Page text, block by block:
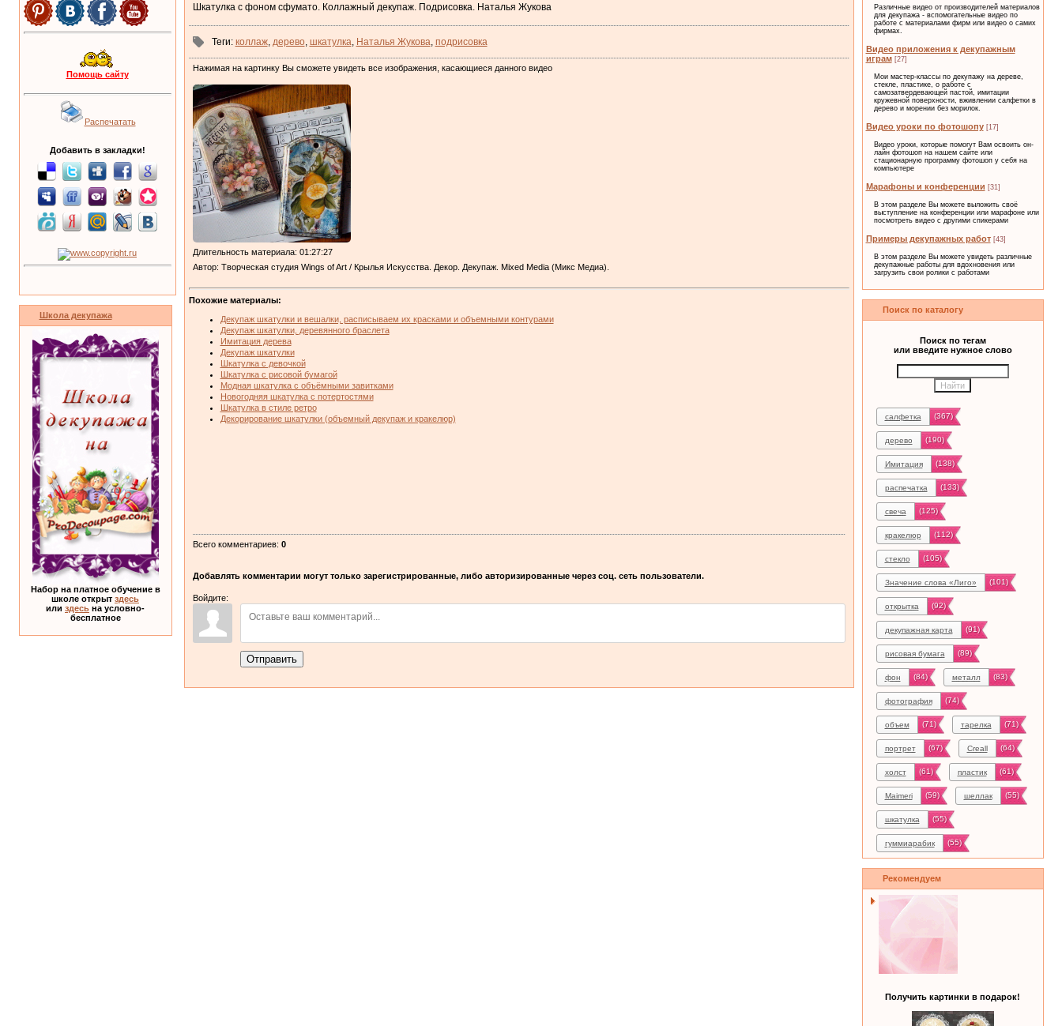
Помощь сайту
Распечатать
Добавить в закладки!
Школа декупажа
Набор на платное обучение в
школе открыт здесь
или здесь на условно-
бесплатное
Шкатулка с фоном сфумато. Коллажный декупаж. Подрисовка. Наталья Жукова
Теги: коллаж, дерево, шкатулка, Наталья Жукова, подрисовка
Нажимая на картинку Вы сможете увидеть все изображения, касающиеся данного видео
Длительность материала: 01:27:27
Автор: Творческая студия Wings of Art / Крылья Искусства. Декор. Декупаж. Mixed Media (Микс Медиа).
Похожие материалы:
Декупаж шкатулки и вешалки, расписываем их красками и объемными контурами
Декупаж шкатулки, деревянного браслета
Имитация дерева
Декупаж шкатулки
Шкатулка с девочкой
Шкатулка с рисовой бумагой
Модная шкатулка с объёмными завитками
Новогодняя шкатулка с потертостями
Шкатулка в стиле ретро
Декорирование шкатулки (объемный декупаж и кракелюр)
Всего комментариев: 0
Добавлять комментарии могут только зарегистрированные, либо авторизированные через соц. сеть пользователи.
Войдите:
Отправить
Различные видео от производителей материалов
для декупажа - вспомогательные видео по
работе с материалами фирм или видео о самих
фирмах.
Видео приложения к декупажным
играм [27]
Мои мастер-классы по декупажу на дереве,
стекле, пластике, о работе с
самозатвердевающей пастой, имитации
кружевной поверхности, вживлении салфетки в
дерево и морении без морилок.
Видео уроки по фотошопу [17]
Видео уроки, которые помогут Вам освоить он-
лайн фотошоп на нашем сайте или
стационарную программу фотошоп у себя на
компьютере
Марафоны и конференции [31]
В этом разделе Вы можете выложить своё
выступление на конференции или марафоне или
посмотреть видео с другими спикерами
Примеры декупажных работ [43]
В этом разделе Вы можете увидеть различные
декупажные работы для вдохновения или
загрузить свои ролики с работами
Поиск по каталогу
Поиск по тегам
или введите нужное слово
салфетка (367)
дерево (190)
Имитация (138)
распечатка (133)
свеча (125)
кракелюр (112)
стекло (105)
Значение слова «Лиго» (101)
открытка (92)
декупажная карта (91)
рисовая бумага (89)
фон (84) металл (83)
фотография (74)
объем (71) тарелка (71)
портрет (67) Creall (64)
холст (61) пластик (61)
Maimeri (59) шеллак (55)
шкатулка (55)
гуммиарабик (55)
Рекомендуем
Получить картинки в подарок!